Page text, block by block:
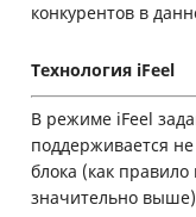
конкурентов в
Технология iFeel
В режиме iFeel
поддерживается
блока (как
значительно